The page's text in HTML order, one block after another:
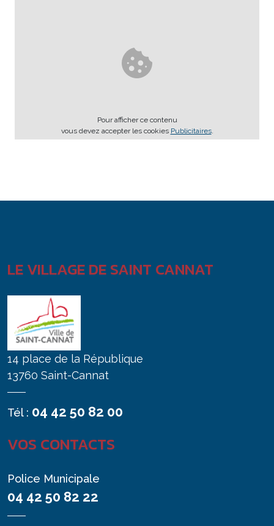
Pour afficher ce contenu
vous devez accepter les cookies Publicitaires.
LE VILLAGE DE SAINT CANNAT
14 place de la République
13760 Saint-Cannat
Tél : 04 42 50 82 00
VOS CONTACTS
Police Municipale
04 42 50 82 22